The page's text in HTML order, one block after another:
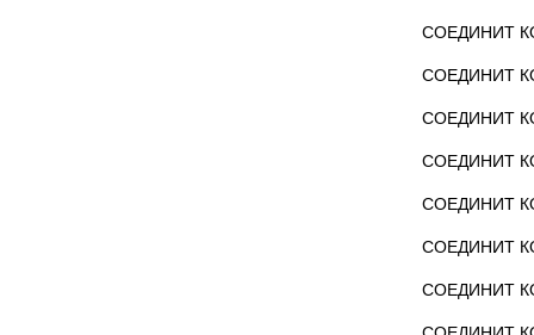
СОЕДИНИТ
СОЕДИНИТ
СОЕДИНИТ
СОЕДИНИТ
СОЕДИНИТ
СОЕДИНИТ
СОЕДИНИТ